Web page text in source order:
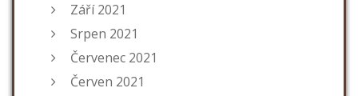
Září 2021
Srpen 2021
Červenec 2021
Červen 2021